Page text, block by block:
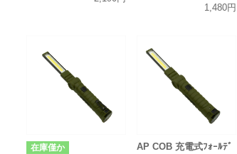
1,480円
在庫僅か
AP COB 充電式ﾌｫｰﾙﾃﾞ